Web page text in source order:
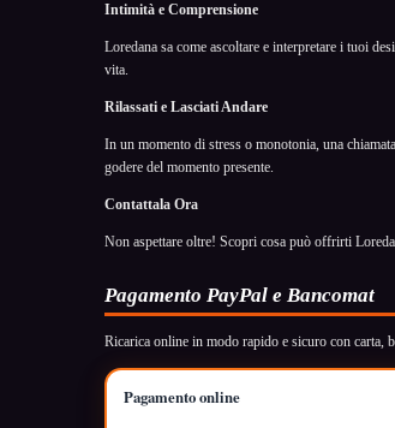
Intimità e Comprensione
Loredana sa come ascoltare e interpretare i tuoi
vita.
Rilassati e Lasciati Andare
In un momento di stress o monotonia, una
godere del momento presente.
Contattala Ora
Non aspettare oltre! Scopri cosa può offrirti
Pagamento PayPal e Bancomat
Ricarica online in modo rapido e sicuro con carta,
Pagamento online